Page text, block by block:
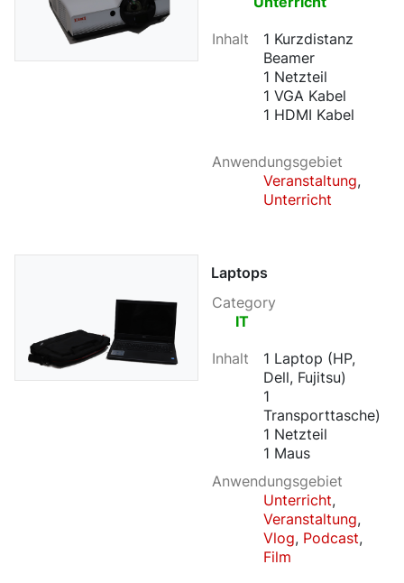
Inhalt
1 Kurzdistanz
Beamer
1 Netzteil
1 VGA Kabel
1 HDMI Kabel
Anwendungsgebiet
Veranstaltung,
Unterricht
Laptops
Category
IT
Inhalt
1 Laptop (HP,
Dell, Fujitsu)
1
Transporttasche)
1 Netzteil
1 Maus
Anwendungsgebiet
Unterricht,
Veranstaltung,
Vlog, Podcast,
Film